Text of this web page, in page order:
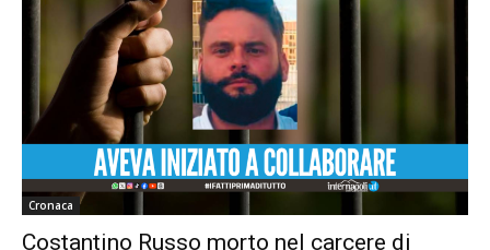
Cronaca
Costantino Russo morto nel carcere di